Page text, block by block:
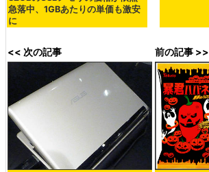
急落中、1GBあたりの単価も激安
に
<< 次の記事 前の記事 >>